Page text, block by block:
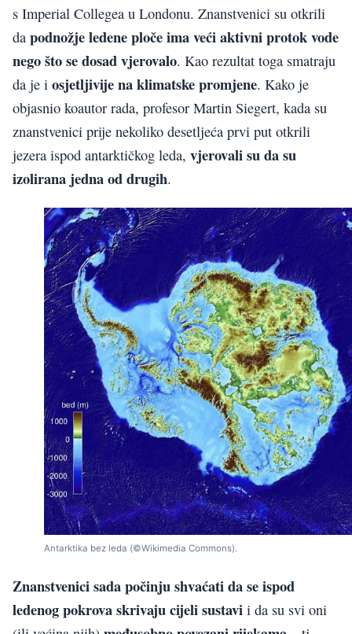
s Imperial Collegea u Londonu. Znanstvenici su otkrili
da podnožje ledene ploče ima veći aktivni protok vode
nego što se dosad vjerovalo. Kao rezultat toga smatraju
da je i osjetljivije na klimatske promjene. Kako je
objasnio koautor rada, profesor Martin Siegert, kada su
znanstvenici prije nekoliko desetljeća prvi put otkrili
jezera ispod antarktičkog leda, vjerovali su da su
izolirana jedna od drugih.
Antarktika bez leda (©Wikimedia Commons).
Znanstvenici sada počinju shvaćati da se ispod
ledenog pokrova skrivaju cijeli sustavi i da su svi oni